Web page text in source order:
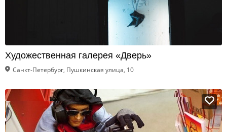
Художественная галерея «Дверь»
Санкт-Петербург, Пушкинская улица, 10